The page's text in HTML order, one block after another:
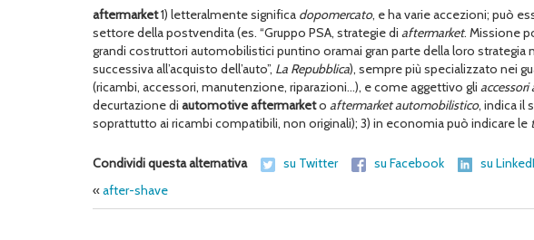
aftermarket1) letteralmente significa dopomercato, e ha varie accezioni; può
settore della postvendita (es. “Gruppo PSA, strategie di aftermarket. Missione
grandi costruttori automobilistici puntino oramai gran parte della loro strategia
successiva all’acquisto dell’auto”, La Repubblica), sempre più specializzato nei
(ricambi, accessori, manutenzione, riparazioni…), e come aggettivo gli
decurtazione di automotive aftermarketo aftermarket automobilistico, indica il
soprattutto ai ricambi compatibili, non originali); 3) in economia può indicare le
Condividi questa alternativa su Twitter su Facebook
su
«after-shave